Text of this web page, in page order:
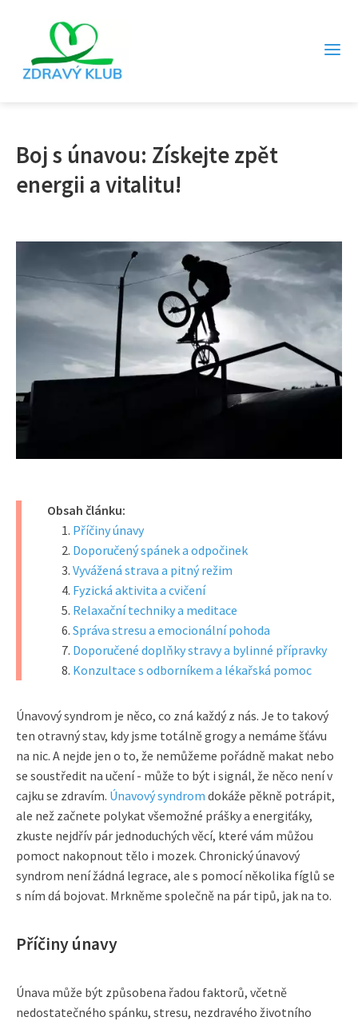
Boj s únavou: Získejte zpět
energii a vitalitu!
Obsah článku:
Příčiny únavy
Doporučený spánek a odpočinek
Vyvážená strava a pitný režim
Fyzická aktivita a cvičení
Relaxační techniky a meditace
Správa stresu a emocionální pohoda
Doporučené doplňky stravy a bylinné přípravky
Konzultace s odborníkem a lékařská pomoc
Únavový syndrom je něco, co zná každý z nás. Je to takový
ten otravný stav, kdy jsme totálně grogy a nemáme šťávu
na nic. A nejde jen o to, že nemůžeme pořádně makat nebo
se soustředit na učení - může to být i signál, že něco není v
cajku se zdravím. Únavový syndrom dokáže pěkně potrápit,
ale než začnete polykat všemožné prášky a energiťáky,
zkuste nejdřív pár jednoduchých věcí, které vám můžou
pomoct nakopnout tělo i mozek. Chronický únavový
syndrom není žádná legrace, ale s pomocí několika fíglů se
s ním dá bojovat. Mrkněme společně na pár tipů, jak na to.
Příčiny únavy
Únava může být způsobena řadou faktorů, včetně
nedostatečného spánku, stresu, nezdravého životního